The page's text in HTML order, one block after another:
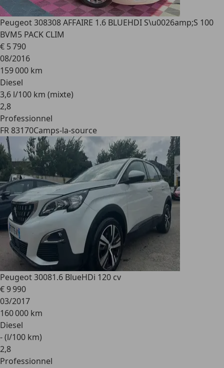
Peugeot 308308 AFFAIRE 1.6 BLUEHDI S\u0026amp;S 100
BVM5 PACK CLIM
€ 5 790
08/2016
159 000 km
Diesel
3,6 l/100 km (mixte)
2,8
Professionnel
FR 83170Camps-la-source
Peugeot 30081.6 BlueHDi 120 cv
€ 9 990
03/2017
160 000 km
Diesel
- (l/100 km)
2,8
Professionnel